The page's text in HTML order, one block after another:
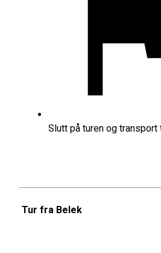
Slutt på turen og
Tur fra Belek